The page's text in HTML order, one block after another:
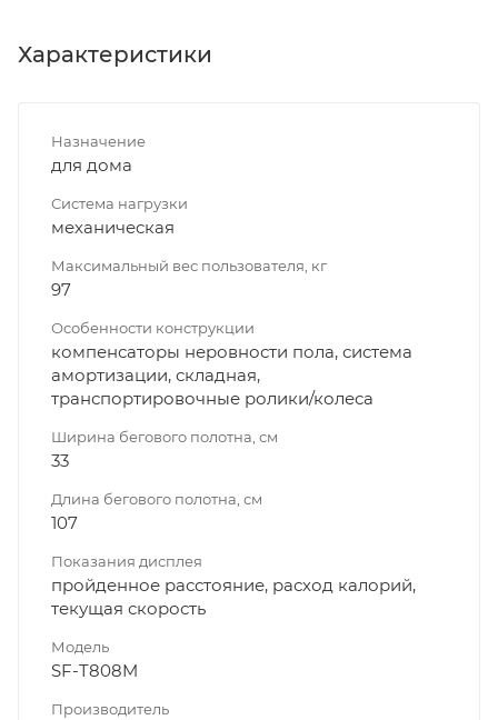
Характеристики
Назначение
для дома
Система нагрузки
механическая
Максимальный вес пользователя, кг
97
Особенности конструкции
компенсаторы неровности пола, система
амортизации, складная,
транспортировочные ролики/колеса
Ширина бегового полотна, см
33
Длина бегового полотна, см
107
Показания дисплея
пройденное расстояние, расход калорий,
текущая скорость
Модель
SF-T808M
Производитель